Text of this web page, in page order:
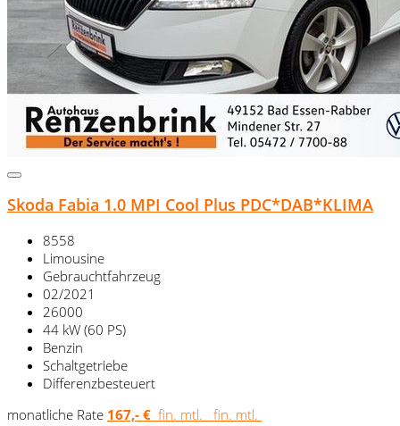
Skoda Fabia 1.0 MPI Cool Plus PDC*DAB*KLIMA
8558
Limousine
Gebrauchtfahrzeug
02/2021
26000
44 kW (60 PS)
Benzin
Schaltgetriebe
Differenzbesteuert
monatliche Rate 167,- € fin. mtl. fin. mtl.